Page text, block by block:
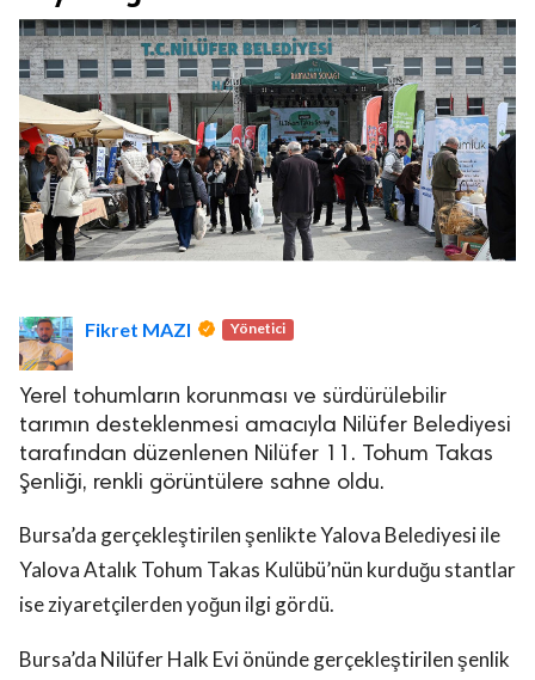
Fikret MAZI Yönetici
Yerel tohumların korunması ve sürdürülebilir
tarımın desteklenmesi amacıyla Nilüfer Belediyesi
tarafından düzenlenen Nilüfer 11. Tohum Takas
Şenliği, renkli görüntülere sahne oldu.
Bursa’da gerçekleştirilen şenlikte Yalova Belediyesi ile
Yalova Atalık Tohum Takas Kulübü’nün kurduğu stantlar
ise ziyaretçilerden yoğun ilgi gördü.
Bursa’da Nilüfer Halk Evi önünde gerçekleştirilen şenlik